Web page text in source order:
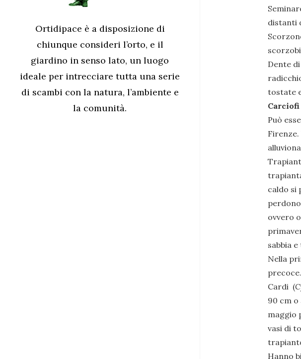
Ortidipace è a disposizione di
chiunque consideri l’orto, e il
giardino in senso lato, un luogo
ideale per intrecciare tutta una serie
di scambi con la natura, l’ambiente e
la comunità.
distanti
Dente
tostate
Carciofi
Può
caldo si
ovvero
sabbia
Nella
precoce.
Cardi (
90 cm o
maggio
vasi di
Hanno